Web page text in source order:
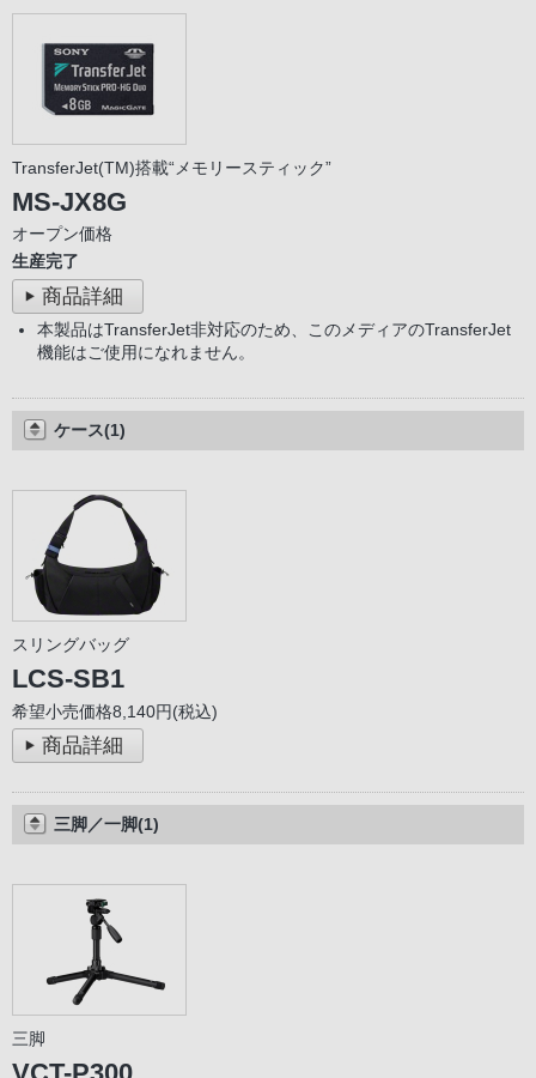
TransferJet(TM)搭載“メモリースティック”
MS-JX8G
オープン価格
生産完了
商品詳細
本製品はTransferJet非対応のため、このメディアのTransferJet
機能はご使用になれません。
ケース(1)
スリングバッグ
LCS-SB1
希望小売価格8,140円(税込)
商品詳細
三脚／一脚(1)
三脚